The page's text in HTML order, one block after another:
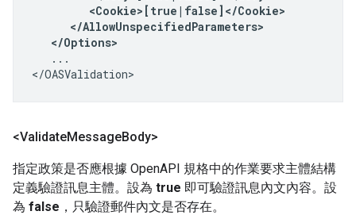
         <Cookie>[true|false]</Cookie>
      </AllowUnspecifiedParameters>
   </Options>
   ...
</OASValidation>
<ValidateMessageBody>
指定政策是否應根據 OpenAPI 規格中的作業要求主體結構
定義驗證訊息主體。設為 true 即可驗證訊息內文內容。設
為 false ，只驗證郵件內文是否存在。